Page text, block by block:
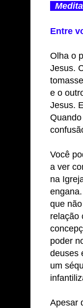
Entre
Olha o
Jesus.
e o
Jesus.
Você
a ver
na
que
relação
poder
deuses
um
Apesar